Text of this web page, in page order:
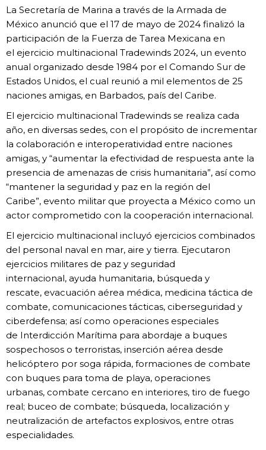
La Secretaría de Marina a través de la Armada de
México anunció que el 17 de mayo de 2024 finalizó la
participación de la Fuerza de Tarea Mexicana en
el ejercicio multinacional Tradewinds 2024, un evento
anual organizado desde 1984 por el Comando Sur de
Estados Unidos, el cual reunió a mil elementos de 25
naciones amigas, en Barbados, país del Caribe.
El ejercicio multinacional Tradewinds se realiza cada
año, en diversas sedes, con el propósito de incrementar
la colaboración e interoperatividad entre naciones
amigas, y “aumentar la efectividad de respuesta ante la
presencia de amenazas de crisis humanitaria”, así como
“mantener la seguridad y paz en la región del
Caribe”, evento militar que proyecta a México como un
actor comprometido con la cooperación internacional.
El ejercicio multinacional incluyó ejercicios combinados
del personal naval en mar, aire y tierra. Ejecutaron
ejercicios militares de paz y seguridad
internacional, ayuda humanitaria, búsqueda y
rescate, evacuación aérea médica, medicina táctica de
combate, comunicaciones tácticas, ciberseguridad y
ciberdefensa; así como operaciones especiales
de Interdicción Marítima para abordaje a buques
sospechosos o terroristas, inserción aérea desde
helicóptero por soga rápida, formaciones de combate
con buques para toma de playa, operaciones
urbanas, combate cercano en interiores, tiro de fuego
real; buceo de combate; búsqueda, localización y
neutralización de artefactos explosivos, entre otras
especialidades.